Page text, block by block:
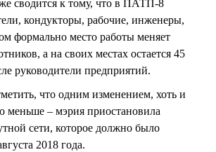
сводится к тому, что в ПАТП-8
кондукторы, рабочие, инженеры,
формально место работы меняет
а на своих местах остается 45
руководители предприятий.
что одним изменением, хоть и
меньше – мэрия приостановила
сети, которое должно было
2018 года.